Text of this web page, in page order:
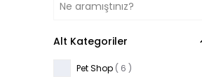
Alt Kategoriler
Pet Shop ( 6 )